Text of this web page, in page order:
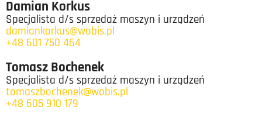
Damian Korkus
Specjalista d/s sprzedaż maszyn i urządzeń
damiankorkus@wobis.pl
+48 601 750 464
Tomasz Bochenek
Specjalista d/s sprzedaż maszyn i urządzeń
tomaszbochenek@wobis.pl
+48 605 910 179